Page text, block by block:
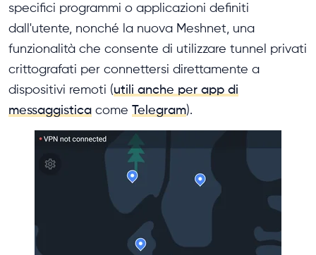
specifici programmi o applicazioni definiti
dall'utente, nonché la nuova Meshnet, una
funzionalità che consente di utilizzare tunnel privati
​​crittografati per connettersi direttamente a
dispositivi remoti (utili anche per app di
messaggistica come Telegram).